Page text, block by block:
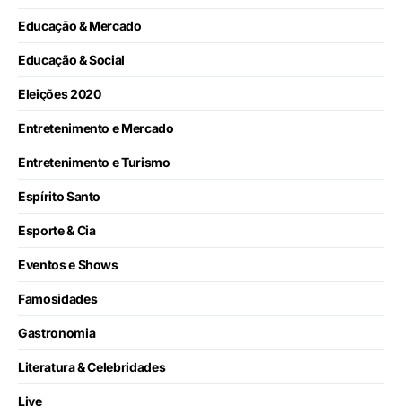
Educação & Mercado
Educação & Social
Eleições 2020
Entretenimento e Mercado
Entretenimento e Turismo
Espírito Santo
Esporte & Cia
Eventos e Shows
Famosidades
Gastronomia
Literatura & Celebridades
Live